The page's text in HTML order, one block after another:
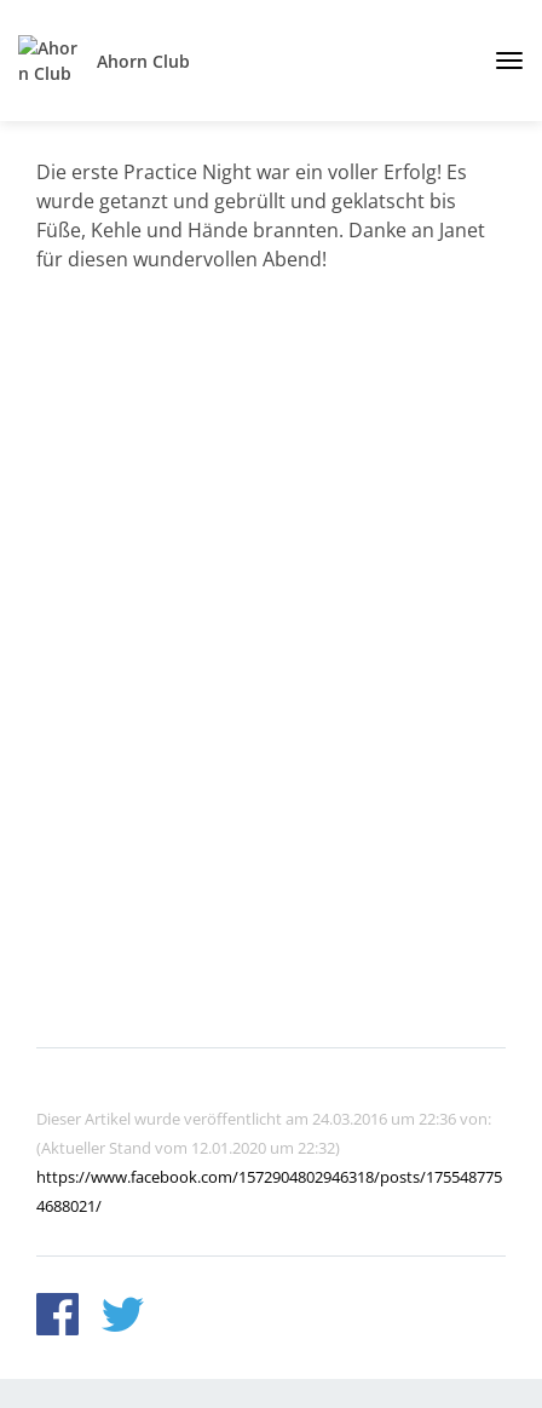
Ahorn Club
Die erste Practice Night war ein voller Erfolg! Es
wurde getanzt und gebrüllt und geklatscht bis
Füße, Kehle und Hände brannten. Danke an Janet
für diesen wundervollen Abend!
Dieser Artikel wurde veröffentlicht am 24.03.2016 um 22:36 von:
(Aktueller Stand vom 12.01.2020 um 22:32)
https://www.facebook.com/1572904802946318/posts/175548775
4688021/